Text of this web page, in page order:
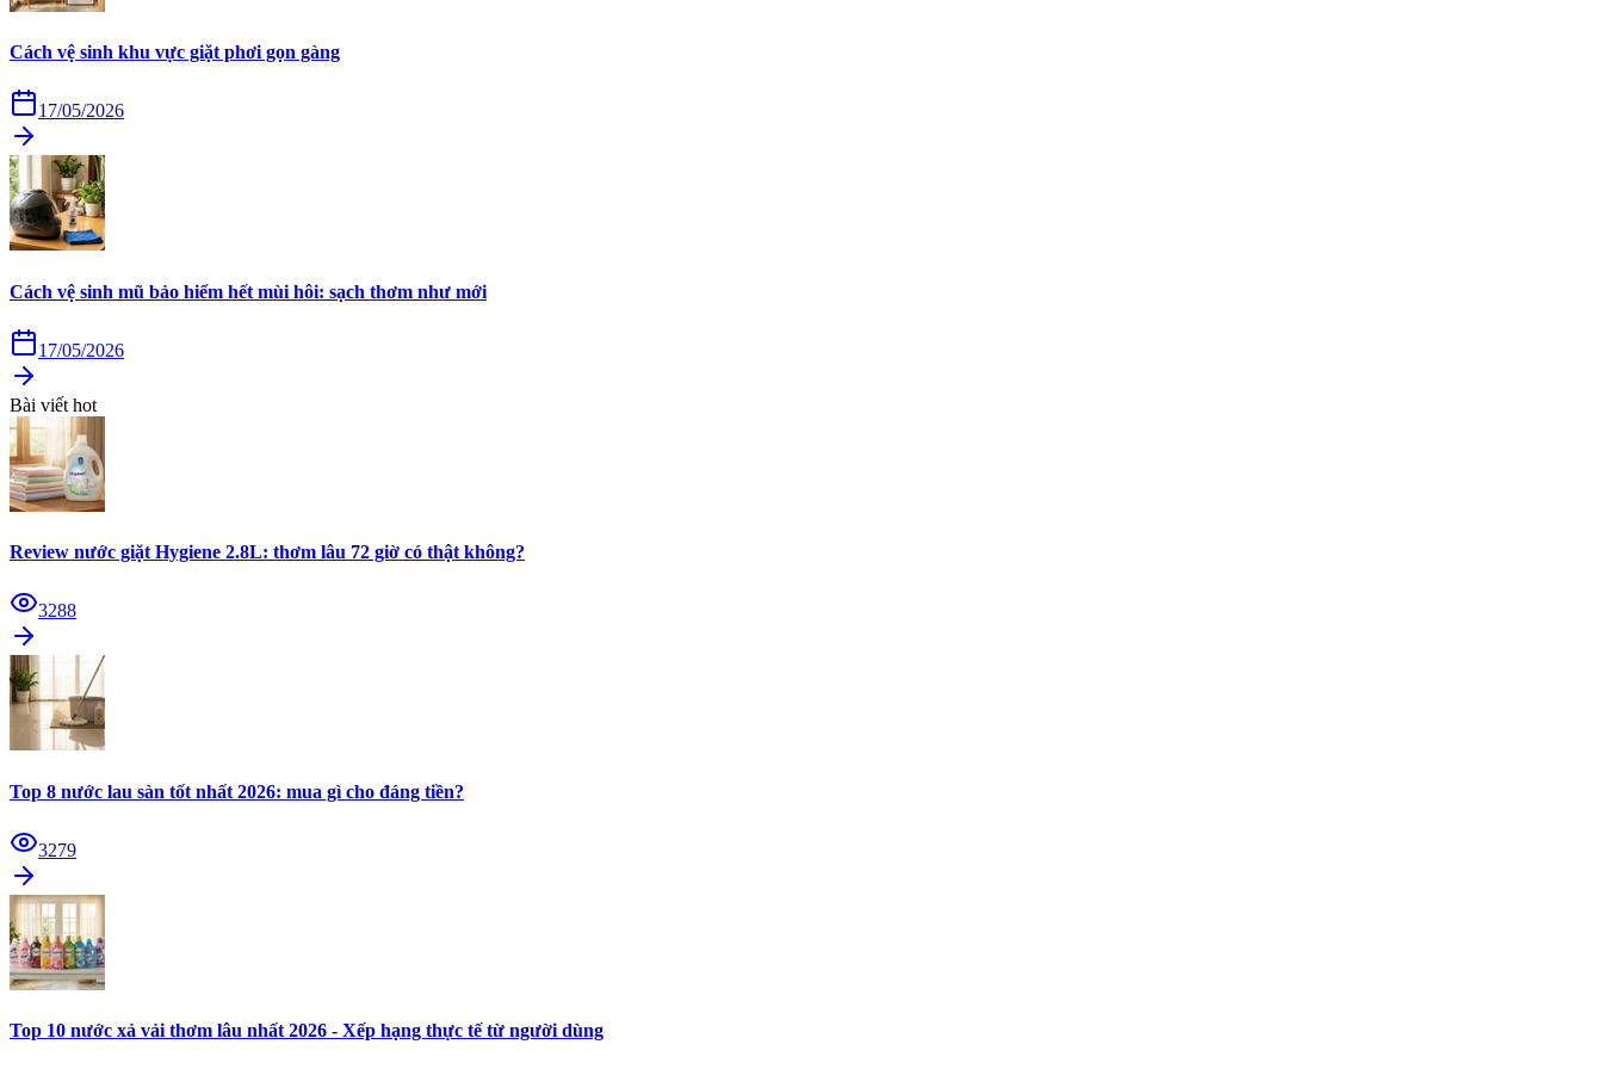
Cách vệ sinh khu vực giặt phơi gọn gàng
17/05/2026
Cách vệ sinh mũ bảo hiểm hết mùi hôi: sạch thơm như mới
17/05/2026
Bài viết hot
Review nước giặt Hygiene 2.8L: thơm lâu 72 giờ có thật không?
3288
Top 8 nước lau sàn tốt nhất 2026: mua gì cho đáng tiền?
3279
Top 10 nước xả vải thơm lâu nhất 2026 - Xếp hạng thực tế từ người dùng